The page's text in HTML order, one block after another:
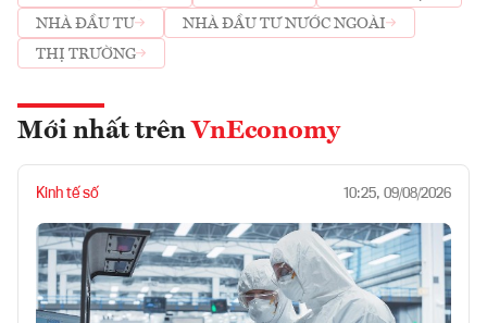
NHÀ ĐẦU TƯ
NHÀ ĐẦU TƯ NƯỚC NGOÀI
THỊ TRƯỜNG
Mới nhất trên VnEconomy
Kinh tế số 10:25, 09/08/2026